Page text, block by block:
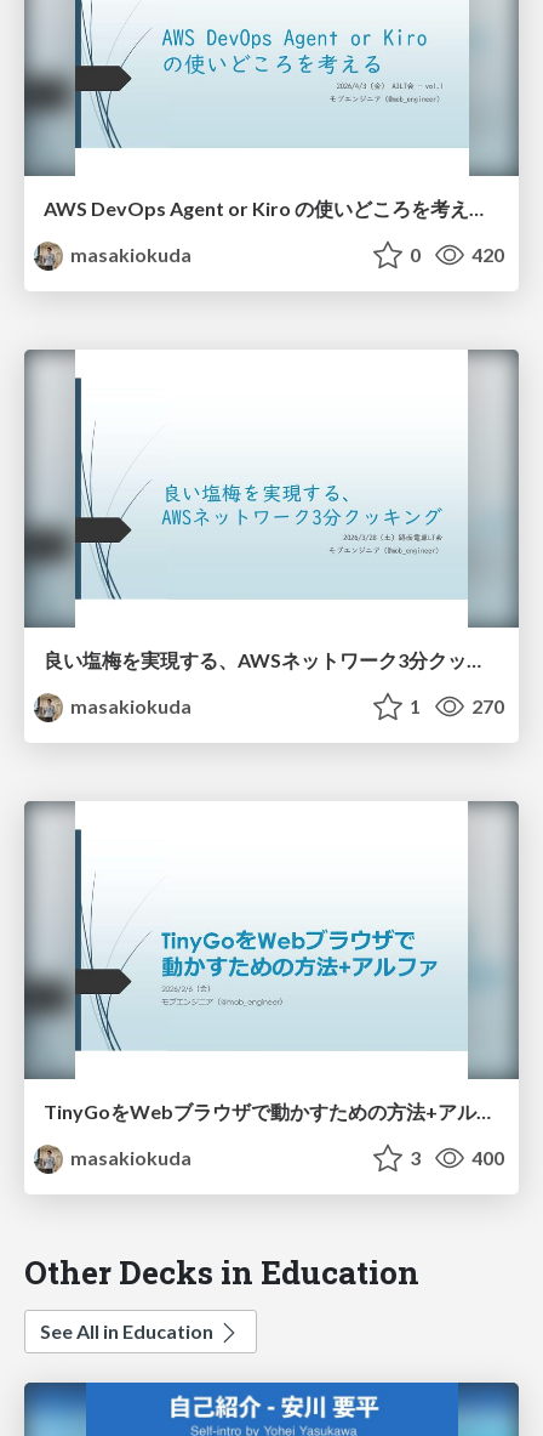
masakiokuda
0 420
良い塩梅を実現する、AWSネットワーク3分クッキング
masakiokuda
1 270
TinyGoをWebブラウザで動かすための方法+アルファ_20260201
masakiokuda
3 400
Other Decks in Education
See All in Education